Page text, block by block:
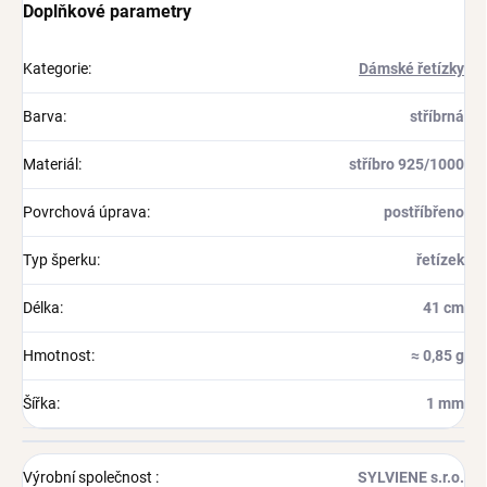
Doplňkové parametry
Kategorie: Dámské řetízky
Barva: stříbrná
Materiál : stříbro 925/1000
Povrchová úprava: postříbřeno
Typ šperku: řetízek
Délka: 41 cm
Hmotnost: ≈ 0,85 g
Šířka: 1 mm
Výrobní společnost : SYLVIENE s.r.o.